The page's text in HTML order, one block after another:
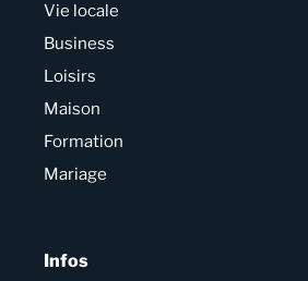
Vie locale
Business
Loisirs
Maison
Formation
Mariage
Infos